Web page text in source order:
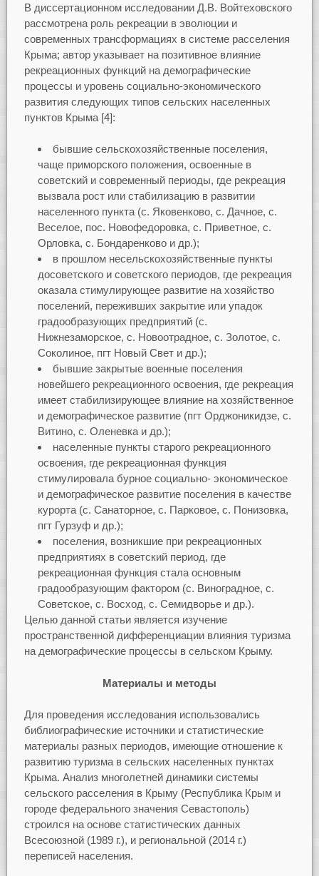
В диссертационном исследовании Д.В. Войтеховского
рассмотрена роль рекреации в эволюции и
современных трансформациях в системе расселения
Крыма; автор указывает на позитивное влияние
рекреационных функций на демографические
процессы и уровень социально-экономического
развития следующих типов сельских населенных
пунктов Крыма [4]:
бывшие сельскохозяйственные поселения,
чаще приморского положения, освоенные в
советский и современный периоды, где рекреация
вызвала рост или стабилизацию в развитии
населенного пункта (с. Яковенково, с. Дачное, с.
Веселое, пос. Новофедоровка, с. Приветное, с.
Орловка, с. Бондаренково и др.);
в прошлом несельскохозяйственные пункты
досоветского и советского периодов, где рекреация
оказала стимулирующее развитие на хозяйство
поселений, переживших закрытие или упадок
градообразующих предприятий (с.
Нижнезаморское, с. Новоотрадное, с. Золотое, с.
Соколиное, пгт Новый Свет и др.);
бывшие закрытые военные поселения
новейшего рекреационного освоения, где рекреация
имеет стабилизирующее влияние на хозяйственное
и демографическое развитие (пгт Орджоникидзе, с.
Витино, с. Оленевка и др.);
населенные пункты старого рекреационного
освоения, где рекреационная функция
стимулировала бурное социально- экономическое
и демографическое развитие поселения в качестве
курорта (с. Санаторное, с. Парковое, с. Понизовка,
пгт Гурзуф и др.);
поселения, возникшие при рекреационных
предприятиях в советский период, где
рекреационная функция стала основным
градообразующим фактором (с. Виноградное, с.
Советское, с. Восход, с. Семидворье и др.).
Целью данной статьи является изучение
пространственной дифференциации влияния туризма
на демографические процессы в сельском Крыму.
Материалы и методы
Для проведения исследования использовались
библиографические источники и статистические
материалы разных периодов, имеющие отношение к
развитию туризма в сельских населенных пунктах
Крыма. Анализ многолетней динамики системы
сельского расселения в Крыму (Республика Крым и
городе федерального значения Севастополь)
строился на основе статистических данных
Всесоюзной (1989 г.), и региональной (2014 г.)
переписей населения.